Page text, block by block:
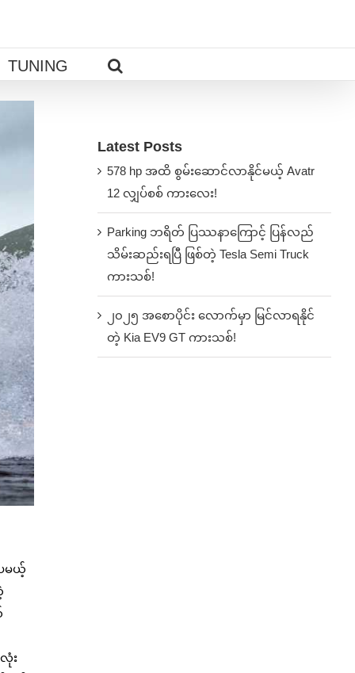
TUNING
မယ့်
း
Latest Posts
578 hp အထိ စွမ်းဆောင်လာနိုင်မယ့် Avatr
12 လျှပ်စစ် ကားလေး!
Parking ဘရိတ် ပြဿနာကြောင့် ပြန်လည်
သိမ်းဆည်းရပြီ ဖြစ်တဲ့ Tesla Semi Truck
ကားသစ်!
၂၀၂၅ အစောပိုင်း လောက်မှာ မြင်လာရနိုင်
တဲ့ Kia EV9 GT ကားသစ်!